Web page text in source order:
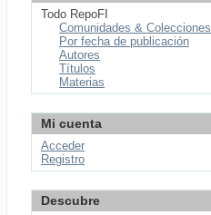
Todo RepoFI
Comunidades & Colecciones
Por fecha de publicación
Autores
Títulos
Materias
Mi cuenta
Acceder
Registro
Descubre